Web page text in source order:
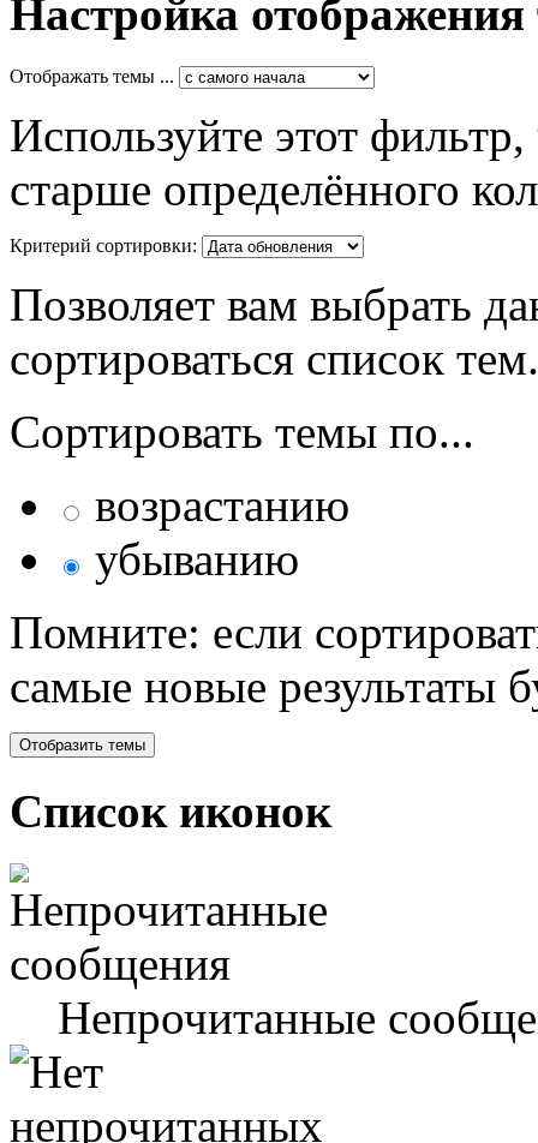
Настройка отображения
Отображать темы ...
Используйте этот
старше определённого
Критерий сортировки:
Позволяет вам выбрать
сортироваться список тем.
Сортировать темы по...
возрастанию
убыванию
Помните: если
самые новые результаты
Список иконок
Непрочитанные